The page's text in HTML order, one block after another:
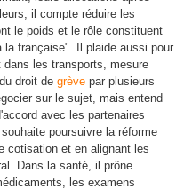
il compte réduire les
le poids et le rôle constituent
française". Il plaide aussi pour
les transports, mesure
droit de grève par plusieurs
sur le sujet, mais entend
avec les partenaires
poursuivre la réforme
cotisation et en alignant les
Dans la santé, il prône
les examens